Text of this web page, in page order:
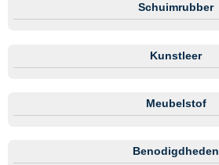
Schuimrubber
Kunstleer
Meubelstof
Benodigdheden